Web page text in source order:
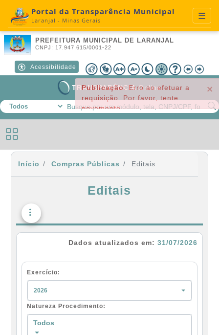
Portal da Transparência Municipal
Laranjal - Minas Gerais ☰
A+ A- 🌙 ☀️ Contraste Libras Redefinir
PREFEITURA MUNICIPAL DE LARANJAL
CNPJ: 17.947.615/0001-22
Acessibilidade
TRANSPARÊNCIA Online
Início Compras Públicas Editais
Editais
Dados atualizados em: 31/07/2026
Exercício:
2026
Natureza Procedimento:
Todos
×
Publicação:Erro ao efetuar a
requisição. Por favor, tente
novamente.